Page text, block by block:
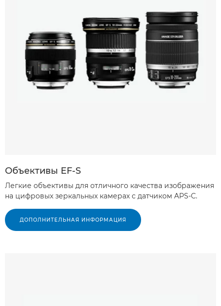
Объективы EF-S
Легкие объективы для отличного качества изображения
на цифровых зеркальных камерах с датчиком APS-C.
ДОПОЛНИТЕЛЬНАЯ ИНФОРМАЦИЯ